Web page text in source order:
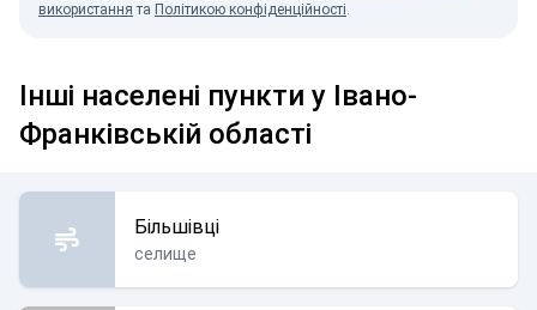
використання та Політикою конфіденційності.
Інші населені пункти у Івано-
Франківській області
Більшівці
селище